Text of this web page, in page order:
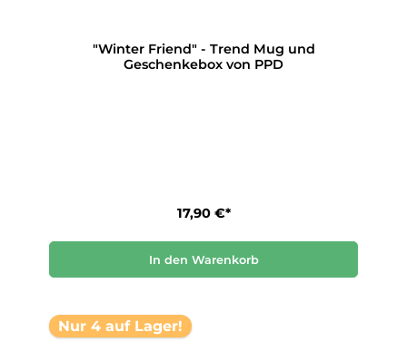
"Winter Friend" - Trend Mug und
Geschenkebox von PPD
17,90 €*
In den Warenkorb
Nur 4 auf Lager!